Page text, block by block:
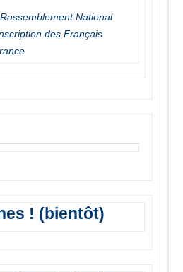
National
des Français
! (bientôt)